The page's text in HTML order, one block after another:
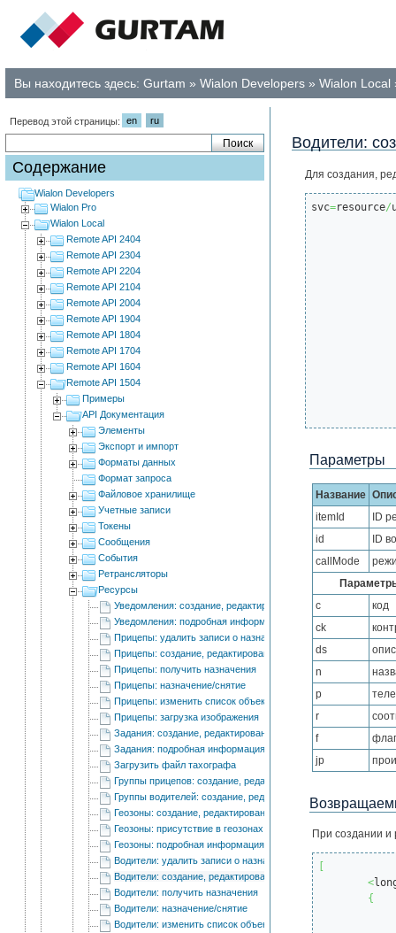
Вы находитесь здесь: Gurtam » Wialon Developers » Wialon Local
Перевод этой страницы: en ru
Содержание
Wialon Developers
Wialon Pro
Wialon Local
Remote API 2404
Remote API 2304
Remote API 2204
Remote API 2104
Remote API 2004
Remote API 1904
Remote API 1804
Remote API 1704
Remote API 1604
Remote API 1504
Примеры
API Документация
Элементы
Экспорт и импорт
Форматы данных
Формат запроса
Файловое хранилище
Учетные записи
Токены
Сообщения
События
Ретрансляторы
Ресурсы
Уведомления: создание, редактирование и удаление
Уведомления: подробная информация
Прицепы: удалить записи о назначении
Прицепы: создание, редактирование и удаление
Прицепы: получить назначения
Прицепы: назначение/снятие
Прицепы: изменить список объектов для автоматического
Прицепы: загрузка изображения
Задания: создание, редактирование и удаление
Задания: подробная информация
Загрузить файл тахографа
Группы прицепов: создание, редактирование и удаление
Группы водителей: создание, редактирование и удаление
Геозоны: создание, редактирование и удаление
Геозоны: присутствие в геозонах
Геозоны: подробная информация
Водители: удалить записи о назначении
Водители: создание, редактирование и удаление
Водители: получить назначения
Водители: назначение/снятие
Водители: изменить список объектов для автоматического
Водители:
Для создания,
svc=resource/
Параметры
Название
itemId
ID
id
ID
callMode
c
код
ck
ds
n
p
r
f
jp
При создании и
<
{